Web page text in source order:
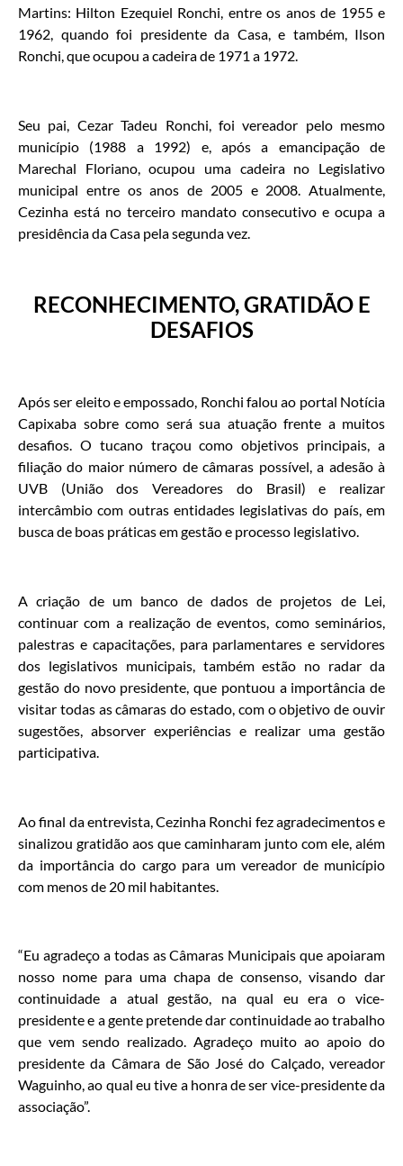
Martins: Hilton Ezequiel Ronchi, entre os anos de 1955 e
1962, quando foi presidente da Casa, e também, Ilson
Ronchi, que ocupou a cadeira de 1971 a 1972.
Seu pai, Cezar Tadeu Ronchi, foi vereador pelo mesmo
município (1988 a 1992) e, após a emancipação de
Marechal Floriano, ocupou uma cadeira no Legislativo
municipal entre os anos de 2005 e 2008. Atualmente,
Cezinha está no terceiro mandato consecutivo e ocupa a
presidência da Casa pela segunda vez.
RECONHECIMENTO, GRATIDÃO E
DESAFIOS
Após ser eleito e empossado, Ronchi falou ao portal Notícia
Capixaba sobre como será sua atuação frente a muitos
desafios. O tucano traçou como objetivos principais, a
filiação do maior número de câmaras possível, a adesão à
UVB (União dos Vereadores do Brasil) e realizar
intercâmbio com outras entidades legislativas do país, em
busca de boas práticas em gestão e processo legislativo.
A criação de um banco de dados de projetos de Lei,
continuar com a realização de eventos, como seminários,
palestras e capacitações, para parlamentares e servidores
dos legislativos municipais, também estão no radar da
gestão do novo presidente, que pontuou a importância de
visitar todas as câmaras do estado, com o objetivo de ouvir
sugestões, absorver experiências e realizar uma gestão
participativa.
Ao final da entrevista, Cezinha Ronchi fez agradecimentos e
sinalizou gratidão aos que caminharam junto com ele, além
da importância do cargo para um vereador de município
com menos de 20 mil habitantes.
“Eu agradeço a todas as Câmaras Municipais que apoiaram
nosso nome para uma chapa de consenso, visando dar
continuidade a atual gestão, na qual eu era o vice-
presidente e a gente pretende dar continuidade ao trabalho
que vem sendo realizado. Agradeço muito ao apoio do
presidente da Câmara de São José do Calçado, vereador
Waguinho, ao qual eu tive a honra de ser vice-presidente da
associação”.